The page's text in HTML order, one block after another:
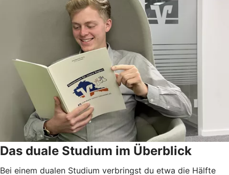
Das duale Studium im Überblick
Bei einem dualen Studium verbringst du etwa die Hälfte